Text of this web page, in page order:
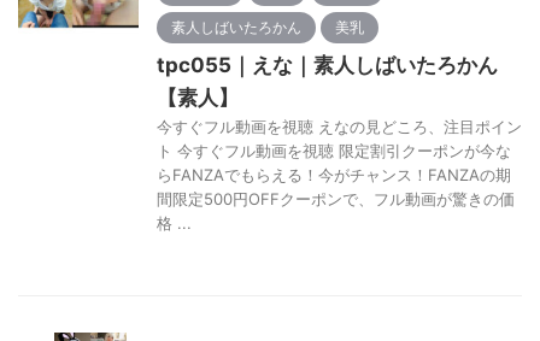
素人しばいたろかん 美乳
tpc055｜えな｜素人しばいたろかん
【素人】
今すぐフル動画を視聴 えなの見どころ、注目ポイン
ト 今すぐフル動画を視聴 限定割引クーポンが今な
らFANZAでもらえる！今がチャンス！FANZAの期
間限定500円OFFクーポンで、フル動画が驚きの価
格 ...